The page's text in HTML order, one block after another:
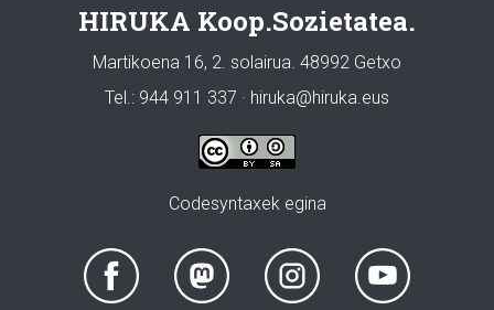
HIRUKA Koop.Sozietatea.
Martikoena 16, 2. solairua. 48992 Getxo
Tel.: 944 911 337 · hiruka@hiruka.eus
Codesyntaxek egina